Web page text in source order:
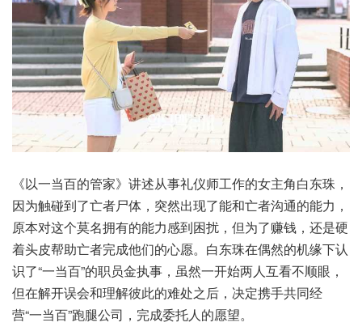
《以一当百的管家》讲述从事礼仪师工作的女主角白东珠，
因为触碰到了亡者尸体，突然出现了能和亡者沟通的能力，
原本对这个莫名拥有的能力感到困扰，但为了赚钱，还是硬
着头皮帮助亡者完成他们的心愿。白东珠在偶然的机缘下认
识了“一当百”的职员金执事，虽然一开始两人互看不顺眼，
但在解开误会和理解彼此的难处之后，决定携手共同经
营“一当百”跑腿公司，完成委托人的愿望。